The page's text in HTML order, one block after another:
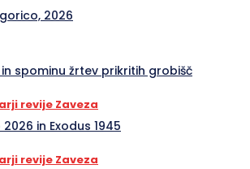
2026
spominu žrtev prikritih grobišč
revije Zaveza
in Exodus 1945
revije Zaveza